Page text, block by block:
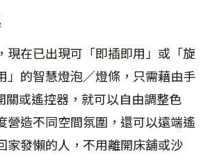
現在已出現可「即插即用」或「旋
」的智慧燈泡／燈條，只需藉由手
關或遙控器，就可以自由調整色
營造不同空間氛圍，還可以遠端遙
家發懶的人，不用離開床舖或沙